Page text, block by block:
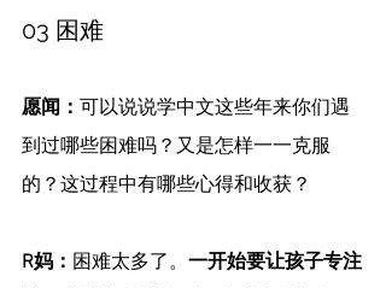
03 困难
愿闻： 可以说说学中文这些年来你们遇
到过哪些困难吗？又是怎样一一克服
的？这过程中有哪些心得和收获？
R妈： 困难太多了。 一开始要让孩子专注